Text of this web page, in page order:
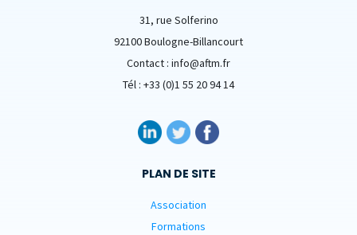
31, rue Solferino
92100 Boulogne-Billancourt
Contact : info@aftm.fr
Tél : +33 (0)1 55 20 94 14
PLAN DE SITE
Association
Formations